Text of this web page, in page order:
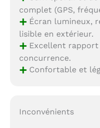
complet (GPS,
+Écran lumineux,
lisible en extérieur.
+Excellent rapport
concurrence.
+Confortable et
Inconvénients